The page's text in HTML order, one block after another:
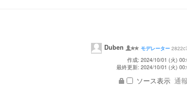
Duben モデレーター
作成: 2024/10/01 (火)
最終更新: 2024/10/01 (火)
ソース表示 通